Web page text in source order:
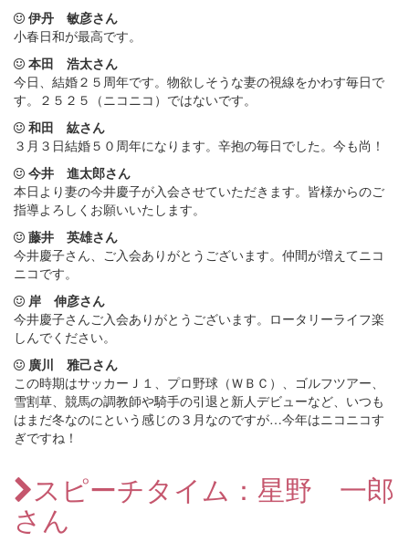
伊丹 敏彦さん
小春日和が最高です。
本田 浩太さん
今日、結婚２５周年です。物欲しそうな妻の視線をかわす毎日で
す。２５２５（ニコニコ）ではないです。
和田 紘さん
３月３日結婚５０周年になります。辛抱の毎日でした。今も尚！
今井 進太郎さん
本日より妻の今井慶子が入会させていただきます。皆様からのご
指導よろしくお願いいたします。
藤井 英雄さん
今井慶子さん、ご入会ありがとうございます。仲間が増えてニコ
ニコです。
岸 伸彦さん
今井慶子さんご入会ありがとうございます。ロータリーライフ楽
しんでください。
廣川 雅己さん
この時期はサッカーＪ１、プロ野球（ＷＢＣ）、ゴルフツアー、
雪割草、競馬の調教師や騎手の引退と新人デビューなど、いつも
はまだ冬なのにという感じの３月なのですが…今年はニコニコす
ぎですね！
スピーチタイム：星野 一郎
さん